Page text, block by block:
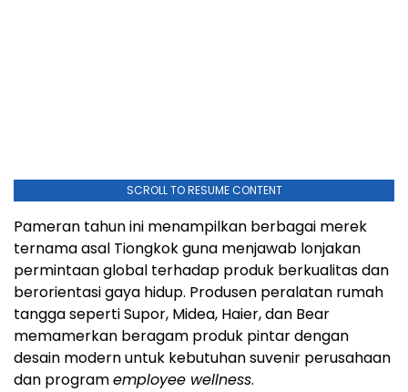
SCROLL TO RESUME CONTENT
Pameran tahun ini menampilkan berbagai merek
ternama asal Tiongkok guna menjawab lonjakan
permintaan global terhadap produk berkualitas dan
berorientasi gaya hidup. Produsen peralatan rumah
tangga seperti Supor, Midea, Haier, dan Bear
memamerkan beragam produk pintar dengan
desain modern untuk kebutuhan suvenir perusahaan
dan programemployee wellness.